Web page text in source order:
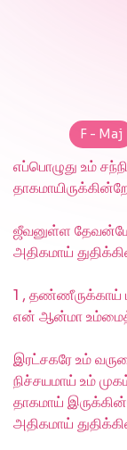
F - Maj
எப்பொழுது உம்
ஜீவனுள்ள
அதிகமாய்
1 , தண்ணீருக்காய்
என் ஆன்மா
இரட்சகரே உம்
நிச்சயமாய் உம்
தாகமாய்
அதிகமாய்